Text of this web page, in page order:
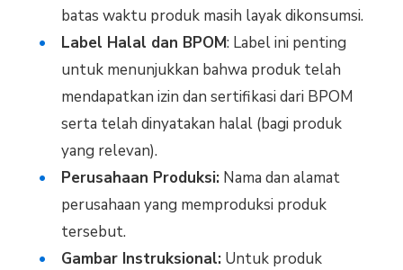
batas waktu produk masih layak dikonsumsi.
Label Halal dan BPOM: Label ini penting
untuk menunjukkan bahwa produk telah
mendapatkan izin dan sertifikasi dari BPOM
serta telah dinyatakan halal (bagi produk
yang relevan).
Perusahaan Produksi:Nama dan alamat
perusahaan yang memproduksi produk
tersebut.
Gambar Instruksional:Untuk produk